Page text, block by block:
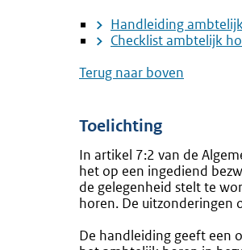
Handleiding
Checklist ambtelijk
Terug naar boven
Toelichting
In artikel 7:2 van de
het op een ingediend
de gelegenheid stelt te
horen. De uitzonderingen
De handleiding geeft een